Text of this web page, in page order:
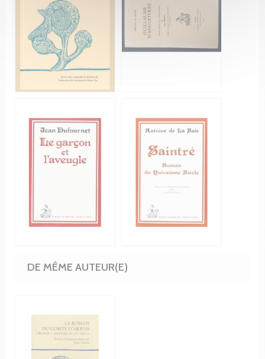
DE MÊME AUTEUR(E)